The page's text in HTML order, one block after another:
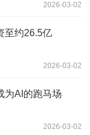
2026-03-02
至约26.5亿
2026-03-02
为AI的跑马场
2026-03-02